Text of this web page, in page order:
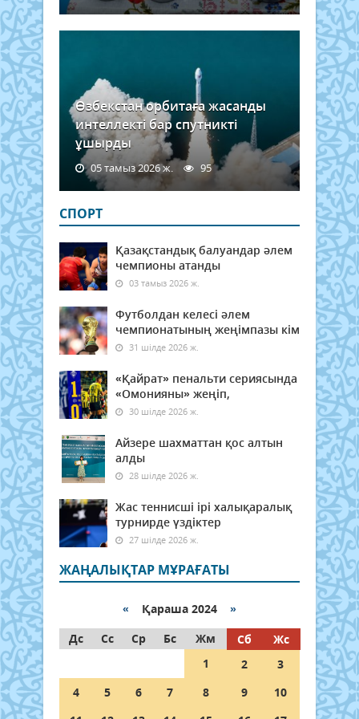
Өзбекстан орбитаға жасанды
интеллекті бар спутникті
ұшырды
05 тамыз 2026 ж. 95
СПОРТ
Қазақстандық балуандар әлем
чемпионы атанды
03 тамыз 2026 ж.
Футболдан келесі әлем
чемпионатының жеңімпазы кім
31 шілде 2026 ж.
«Қайрат» пенальти сериясында
«Омонияны» жеңіп,
30 шілде 2026 ж.
Айзере шахматтан қос алтын
алды
28 шілде 2026 ж.
Жас теннисші ірі халықаралық
турнирде үздіктер
27 шілде 2026 ж.
ЖАҢАЛЫҚТАР МҰРАҒАТЫ
« Қараша 2024 »
Дс
Сс Ср Бс Жм Сб
Жс
1
2
3
4
5 6 7 8 9
10